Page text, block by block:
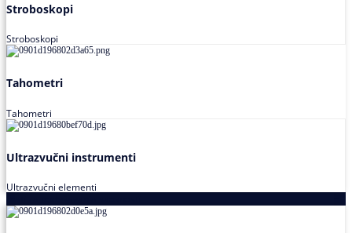
Stroboskopi
Stroboskopi
Tahometri
Tahometri
Ultrazvučni instrumenti
Ultrazvučni elementi